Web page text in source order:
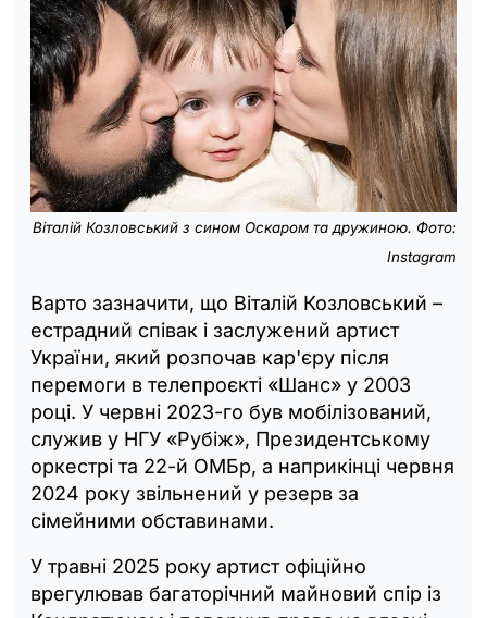
Віталій Козловський з сином Оскаром та дружиною. Фото:
Instagram
Варто зазначити, що Віталій Козловський –
естрадний співак і заслужений артист
України, який розпочав кар'єру після
перемоги в телепроєкті «Шанс» у 2003
році. У червні 2023-го був мобілізований,
служив у НГУ «Рубіж», Президентському
оркестрі та 22-й ОМБр, а наприкінці червня
2024 року звільнений у резерв за
сімейними обставинами.
У травні 2025 року артист офіційно
врегулював багаторічний майновий спір із